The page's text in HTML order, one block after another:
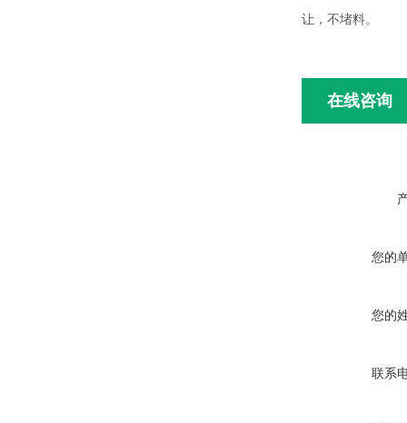
让，不堵料。
在线咨询
您的
您的
联系